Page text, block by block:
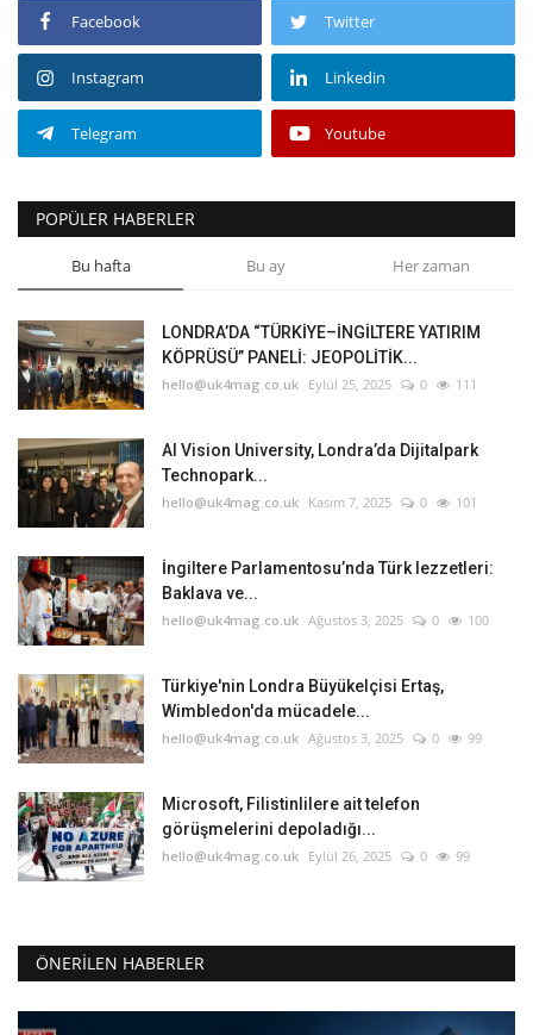
Facebook Twitter
Instagram Linkedin
Telegram Youtube
POPÜLER HABERLER
Bu hafta Bu ay Her zaman
LONDRA’DA “TÜRKİYE–İNGİLTERE YATIRIM
KÖPRÜSÜ” PANELİ: JEOPOLİTİK...
hello@uk4mag.co.uk Eylül 25, 2025 0 111
AI Vision University, Londra’da Dijitalpark
Technopark...
hello@uk4mag.co.uk Kasım 7, 2025 0 101
İngiltere Parlamentosu’nda Türk lezzetleri:
Baklava ve...
hello@uk4mag.co.uk Ağustos 3, 2025 0 100
Türkiye'nin Londra Büyükelçisi Ertaş,
Wimbledon'da mücadele...
hello@uk4mag.co.uk Ağustos 3, 2025 0 99
Microsoft, Filistinlilere ait telefon
görüşmelerini depoladığı...
hello@uk4mag.co.uk Eylül 26, 2025 0 99
ÖNERILEN HABERLER